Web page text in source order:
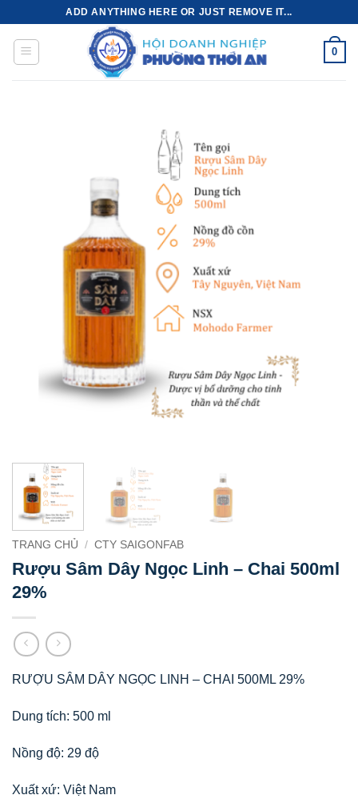
dung
ADD ANYTHING HERE OR JUST REMOVE IT...
0
TRANG CHỦ / CTY SAIGONFAB
Rượu Sâm Dây Ngọc Linh – Chai 500ml
29%
RƯỢU SÂM DÂY NGỌC LINH – CHAI 500ML 29%
Dung tích: 500 ml
Nồng độ: 29 độ
Xuất xứ: Việt Nam